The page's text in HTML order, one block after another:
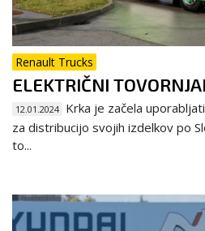
Renault Trucks
ELEKTRIČNI
12.01.2024 Krka je začela
za distribucijo svojih izdelkov po
to...